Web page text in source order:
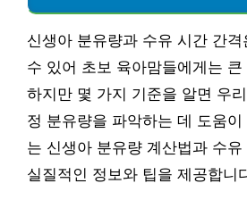
신생아 분유량과 수유 시간 간
수 있어 초보 육아맘들에게는
하지만 몇 가지 기준을 알면 우
정 분유량을 파악하는 데 도움이
는 신생아 분유량 계산법과 수
실질적인 정보와 팁을 제공합니